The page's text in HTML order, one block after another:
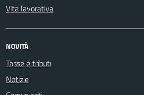
Vita lavorativa
NOVITÀ
Tasse e tributi
Notizie